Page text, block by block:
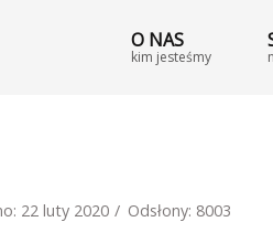
O NAS
kim jesteśmy
22 luty 2020 Odsłony: 8003